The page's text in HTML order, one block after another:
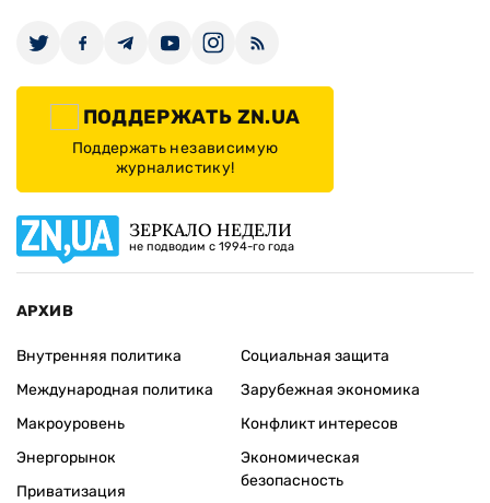
ПОДДЕРЖАТЬ ZN.UA
Поддержать независимую
журналистику!
ЗЕРКАЛО НЕДЕЛИ
не подводим с 1994-го года
АРХИВ
Внутренняя политика
Международная политика
Макроуровень
Энергорынок
Приватизация
Социальная защита
Зарубежная экономика
Конфликт интересов
Экономическая
безопасность